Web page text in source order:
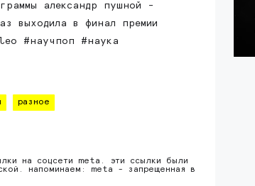
александр пушной -
выходила в финал премии
#научпоп #наука
разное
на соцсети meta. эти ссылки были
напоминаем: meta - запрещенная в